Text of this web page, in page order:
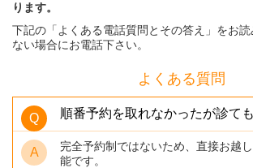
ります。
下記の「よくある電話質問とその答え」をお
ない場合にお電話下さい。
川
県/
松
よくある質問
順番予約を取れなかったが診て
完全予約制ではないため、直接お越
能です。